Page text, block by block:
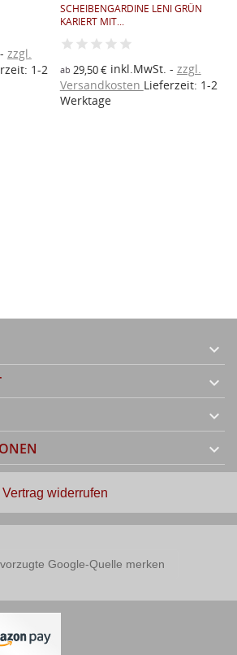
zzgl.
1-2
SCHEIBENGARDINE LENI GRÜN
KARIERT MIT...
ab 29,50 €inkl.MwSt.
zzgl.
Versandkosten Lieferzeit: 1-2
Werktage




Vertrag widerrufen
Google-Quelle merken